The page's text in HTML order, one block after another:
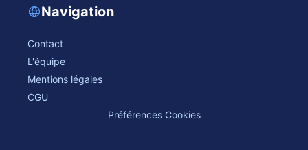
Navigation
Contact
L'équipe
Mentions légales
CGU
Préférences Cookies